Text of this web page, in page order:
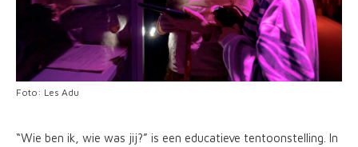
Foto: Les Adu
“Wie ben ik, wie was jij?” is een educatieve tentoonstelling. In